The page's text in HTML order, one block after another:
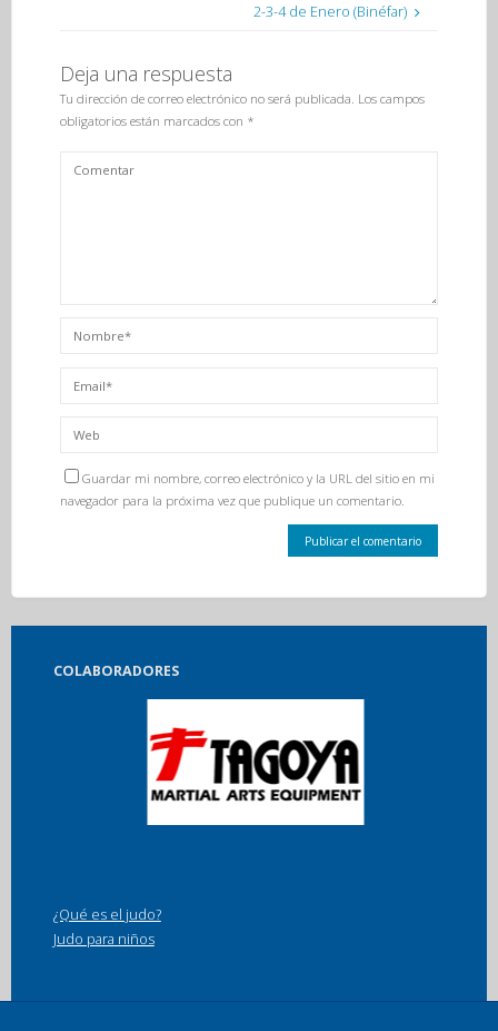
2-3-4 de Enero (Binéfar)
Deja una respuesta
Tu dirección de correo electrónico no será publicada. Los campos
obligatorios están marcados con *
Guardar mi nombre, correo electrónico y la URL del sitio en mi
navegador para la próxima vez que publique un comentario.
COLABORADORES
¿Qué es el judo?
Judo para niños